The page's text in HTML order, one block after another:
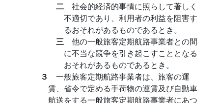
二 社会的経済的事情に照らして著しく
不適切であり、利用者の利益を阻害す
るおそれがあるものであるとき。
三 他の一般旅客定期航路事業者との間
に不当な競争を引き起こすこととなる
おそれがあるものであるとき。
３ 一般旅客定期航路事業者は、旅客の運
賃、省令で定める手荷物の運賃及び自動車
航送をする一般旅客定期航路事業者にあつ